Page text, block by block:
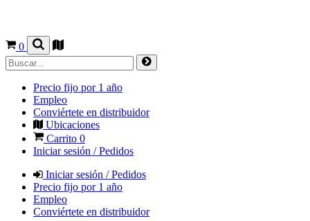
0
Precio fijo por 1 año
Empleo
Conviértete en distribuidor
Ubicaciones
Carrito 0
Iniciar sesión / Pedidos
Iniciar sesión / Pedidos
Precio fijo por 1 año
Empleo
Conviértete en distribuidor